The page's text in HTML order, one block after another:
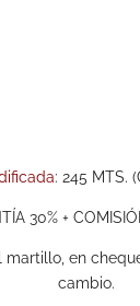
: 245 MTS.
30% +
martillo, en
cambio.